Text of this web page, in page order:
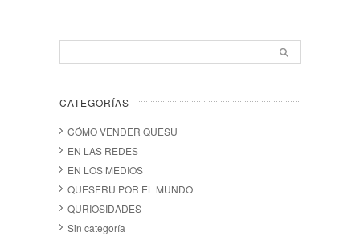
CATEGORÍAS
CÓMO VENDER QUESU
EN LAS REDES
EN LOS MEDIOS
QUESERU POR EL MUNDO
QURIOSIDADES
Sin categoría